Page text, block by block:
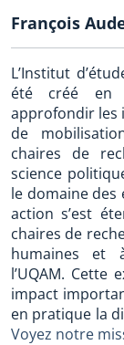
François
L’Institut
été créé en
approfondir les
de
chaires de
science
le domaine des
action s’est
chaires de
humaines et
l’UQAM.
impact
en pratique la
Voyez notre